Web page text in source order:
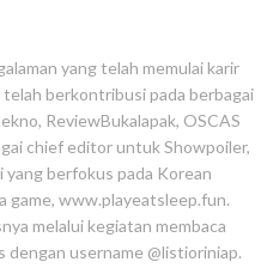
yang telah memulai karir
telah berkontribusi pada berbagai
ReviewBukalapak, OSCAS
chief editor untuk Showpoiler,
yang berfokus pada Korean
game, www.playeatsleep.fun.
melalui kegiatan membaca
username @listioriniap.